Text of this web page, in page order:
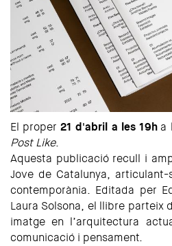
El proper 21 d'abril a les 19h a
Post Like.
Aquesta publicació recull i
Jove de Catalunya,
contemporània. Editada per
Laura Solsona, el llibre parteix
imatge en l’arquitectura
comunicació i pensament.